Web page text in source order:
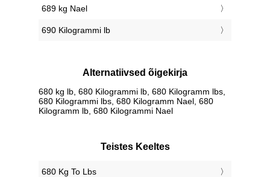
689 kg Nael
690 Kilogrammi lb
Alternatiivsed õigekirja
680 kg lb, 680 Kilogrammi lb, 680 Kilogramm lbs,
680 Kilogrammi lbs, 680 Kilogramm Nael, 680
Kilogramm lb, 680 Kilogrammi Nael
Teistes Keeltes
‎680 Kg To Lbs